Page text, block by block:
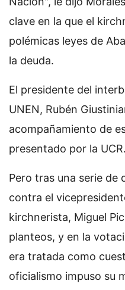
clave en la que el
polémicas leyes de
la deuda.
El presidente del
UNEN, Rubén
acompañamiento de
presentado por la UCR.
Pero tras una serie de
contra el
kirchnerista, Miguel
planteos, y en la
era tratada como
oficialismo impuso su